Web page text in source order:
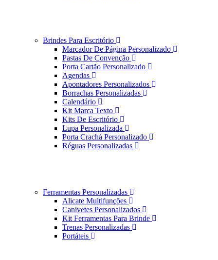
Brindes Para Escritório
Marcador De Página Personalizado
Pastas De Convenção
Porta Cartão Personalizado
Agendas
Apontadores Personalizados
Borrachas Personalizadas
Calendário
Kit Marca Texto
Kits De Escritório
Lupa Personalizada
Porta Crachá Personalizado
Réguas Personalizadas
Ferramentas Personalizadas
Alicate Multifunções
Canivetes Personalizados
Kit Ferramentas Para Brinde
Trenas Personalizadas
Portáteis